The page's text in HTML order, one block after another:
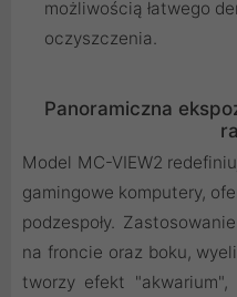
możliwością łatwego
oczyszczenia.
Panoramiczna
Model MC-VIEW2
gamingowe komputery,
podzespoły.
na froncie oraz boku,
tworzy efekt